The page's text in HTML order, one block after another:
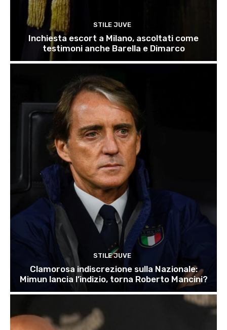
STILE JUVE
Inchiesta escort a Milano, ascoltati come
testimoni anche Barella e Dimarco
STILE JUVE
Clamorosa indiscrezione sulla Nazionale:
Mimun lancia l’indizio, torna Roberto Mancini?